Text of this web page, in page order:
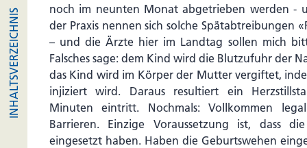
INHALTSVERZEICHNIS
noch im neunten Monat abgetrieben werden -
der Praxis nennen sich solche Spätabtreibungen
– und die Ärzte hier im Landtag sollen mich
Falsches sage: dem Kind wird die Blutzufuhr der
das Kind wird im Körper der Mutter vergiftet,
injiziert wird. Daraus resultiert ein
Minuten eintritt. Nochmals: Vollkommen
Barrieren. Einzige Voraussetzung ist, dass
eingesetzt haben. Haben die Geburtswehen